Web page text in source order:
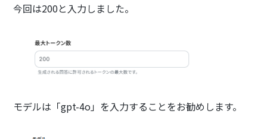
今回は200と入力しました。
モデルは「gpt-4o」を入力することをお勧めします。